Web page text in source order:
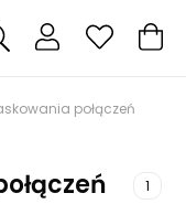
połączeń
1